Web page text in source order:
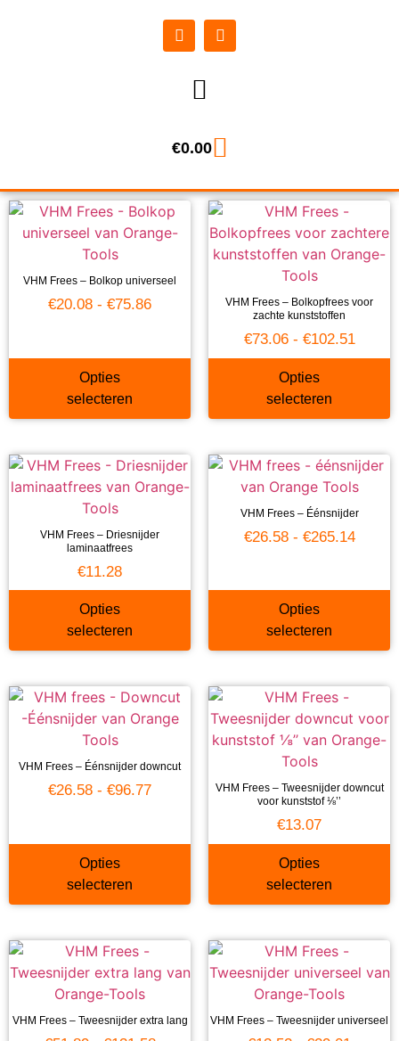
€0.00
VHM Frees – Bolkop universeel
€20.08 - €75.86
Opties
selecteren
VHM Frees – Bolkopfrees voor
zachte kunststoffen
€73.06 - €102.51
Opties
selecteren
VHM Frees – Driesnijder
laminaatfrees
€11.28
Opties
selecteren
VHM Frees – Éénsnijder
€26.58 - €265.14
Opties
selecteren
VHM Frees – Éénsnijder downcut
€26.58 - €96.77
Opties
selecteren
VHM Frees – Tweesnijder downcut
voor kunststof ⅛’’
€13.07
Opties
selecteren
VHM Frees – Tweesnijder extra lang VHM Frees – Tweesnijder universeel